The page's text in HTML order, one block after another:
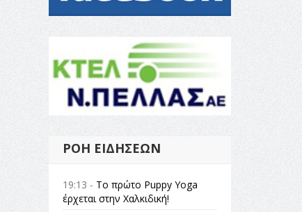
ΡΟΉ ΕΙΔΉΣΕΩΝ
19:13 - Το πρώτο Puppy Yoga
έρχεται στην Χαλκιδική!